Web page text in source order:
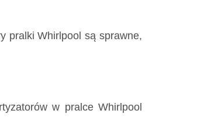
pralki Whirlpool są sprawne,
w pralce Whirlpool